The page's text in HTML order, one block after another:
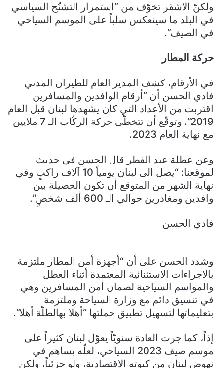
ولكنّ الاشقر تخوّف من “استمرار التشنّج السياسي
في البلد ما سينعكس سلباً على الموسم السياحي
في الصيف”.
حركة المطار
في الأرقام، كشف المدير العام للطيران المدني
فادي الحسن أن “أرقام الوافدين والمسافرين
اقتربت من الأعداد التي كان يشهدها لبنان قبل العام
2019”. وتوقّع أن تتخطّى حركة الركّاب الـ 7 ملايين
مع نهاية العام 2023.
وعن عطلة عيد الفطر قال الحسن في حديث
لموقعنا: “يصل الى لبنان يومياً 10 آلاف راكبٍ وفي
نهاية الشهر من المتوقع أن تكون الحصيلة بين
وافدين ومغادرين حوالي الـ 600 ألف شخصٍ”.
فادي الحسن
وشدد الحسن على أن “أجهزة أمن المطار ملتزمة
بالاجراءات الاستثنائية المعتمدة أثناء العطل
والمواسم السياحية لضمان أمن المسافرين وهي
في تنسيق دائم مع وزارة السياحة وملتزمة
بتعليماتها لتسهيل تطبيق حملتها “أهلا بهالطلّة أهلا”.
إذاً، كما جرت العادة سنويّاً يعوّل لبنان كثيراً على
موسم صيف 2023 السياحي، لعلّه يساهم في
نهوض لبنان من كبوته الاقتصادية، ولو جزئياً، ولكن